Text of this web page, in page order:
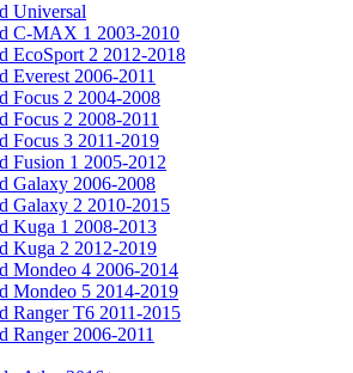
Universal
C-MAX 1 2003-2010
EcoSport 2 2012-2018
Everest 2006-2011
Focus 2 2004-2008
Focus 2 2008-2011
Focus 3 2011-2019
Fusion 1 2005-2012
Galaxy 2006-2008
Galaxy 2 2010-2015
Kuga 1 2008-2013
Kuga 2 2012-2019
Mondeo 4 2006-2014
Mondeo 5 2014-2019
Ranger T6 2011-2015
Ranger 2006-2011